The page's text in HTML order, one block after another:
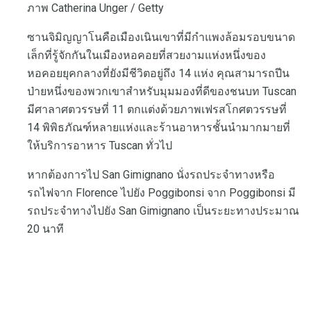
ภาพ Catherina Unger / Getty
ซานจิมิญญาโนคือเมืองเนินเขาที่มีกำแพงล้อมรอบขนาด
เล็กที่รู้จักกันในเมืองหอคอยที่สวยงามแห่งหนึ่งของ
หอคอยยุคกลางที่ยังมีชีวิตอยู่ถึง 14 แห่ง คุณสามารถปีน
ป่ายหนึ่งของพวกเขาสำหรับมุมมองที่ดีของชนบท Tuscan
มีศาลาศตวรรษที่ 11 ตกแต่งด้วยภาพเฟรสโกศตวรรษที่
14 พิพิธภัณฑ์หลายแห่งและร้านอาหารชั้นนำมากมายที่
ให้บริการอาหาร Tuscan ทั่วไป
หากต้องการไป San Gimignano นั่งรถประจำทางหรือ
รถไฟจาก Florence ไปยัง Poggibonsi จาก Poggibonsi มี
รถประจำทางไปยัง San Gimignano เป็นระยะทางประมาณ
20 นาที